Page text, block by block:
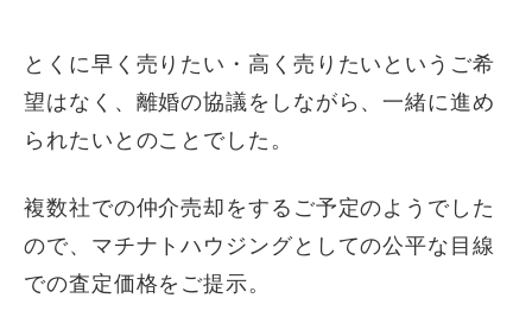
とくに早く売りたい・高く売りたいというご希
望はなく、離婚の協議をしながら、一緒に進め
られたいとのことでした。
複数社での仲介売却をするご予定のようでした
ので、マチナトハウジングとしての公平な目線
での査定価格をご提示。